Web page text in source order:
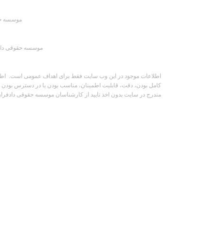
موسسه
موسسه حقوقی
اطلاعات موجود در این وب سایت فقط برای اهداف عمومی است.
کامل بودن، دقت، قابلیت اطمینان، مناسب بودن یا در دسترس
مندرج در سایت بدون اخذ تایید از کارشناسان موسسه حقوقی دادفران